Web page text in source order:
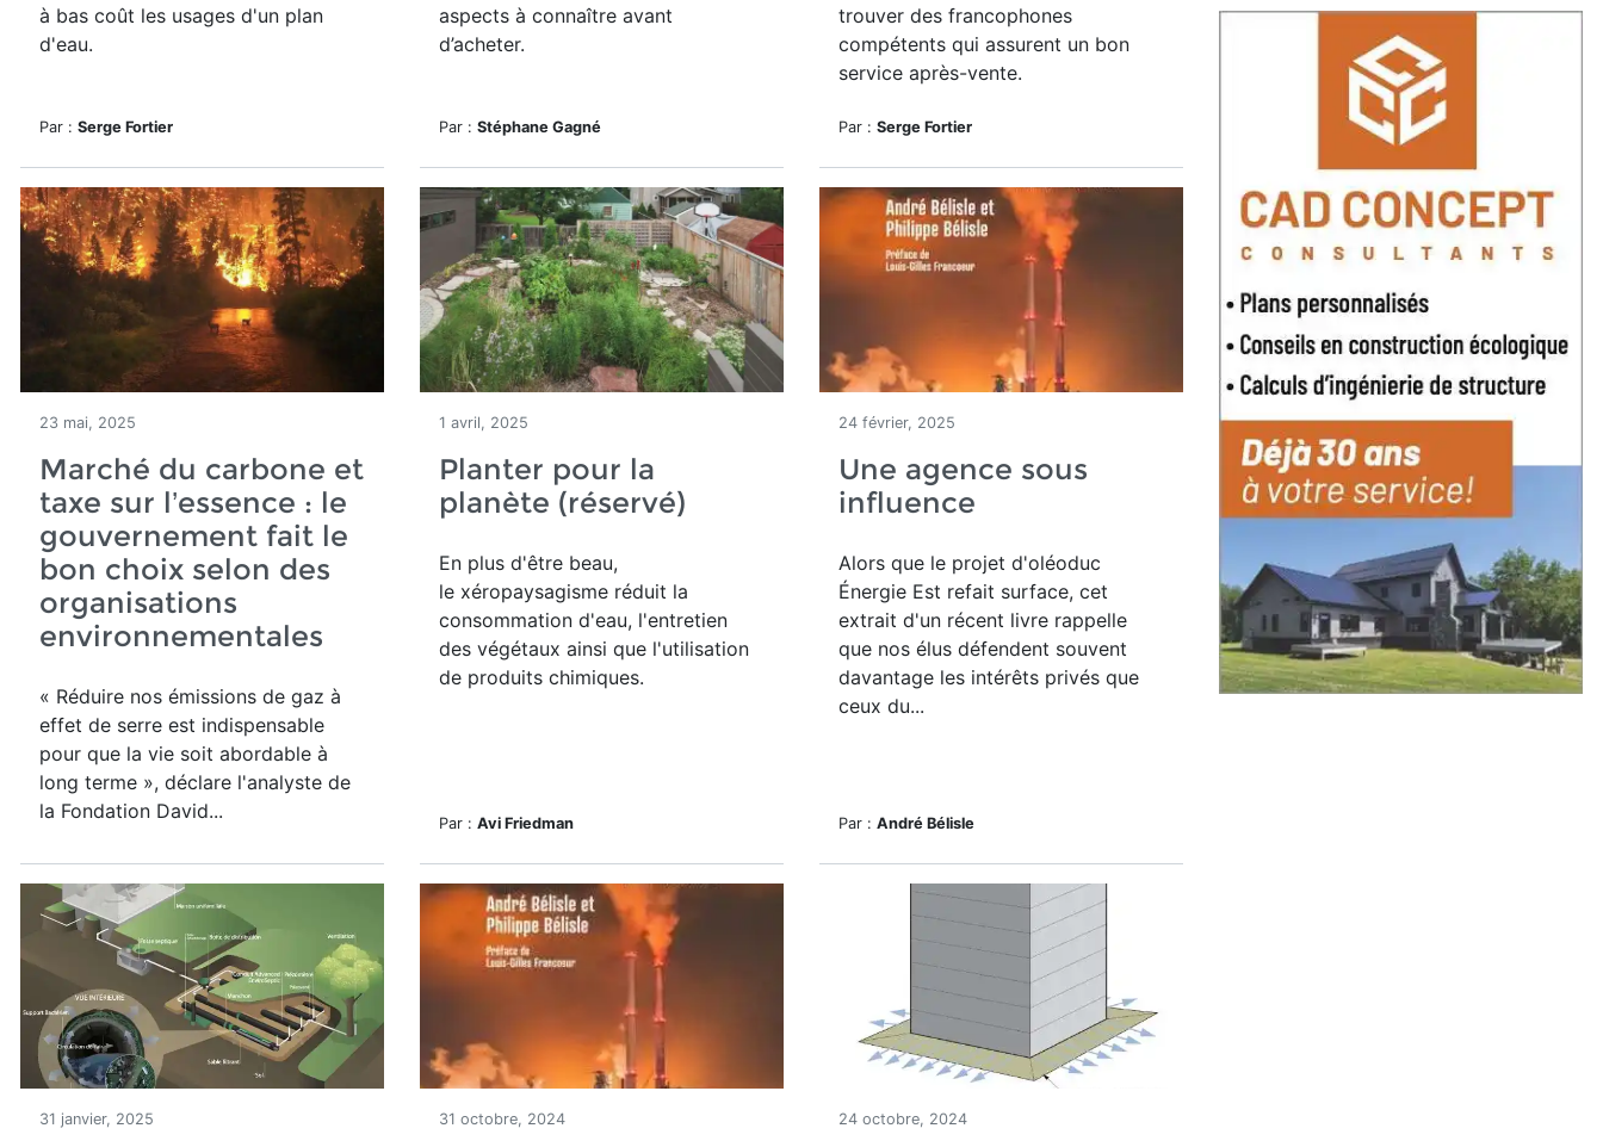
à bas coût les usages d'un plan
d'eau.
Par : Serge Fortier
aspects à connaître avant
d’acheter.
Par : Stéphane Gagné
trouver des francophones
compétents qui assurent un bon
service après-vente.
Par : Serge Fortier
23 mai, 2025
Marché du carbone et
taxe sur l’essence : le
gouvernement fait le
bon choix selon des
organisations
environnementales
« Réduire nos émissions de gaz à
effet de serre est indispensable
pour que la vie soit abordable à
long terme », déclare l'analyste de
la Fondation David...
1 avril, 2025
Planter pour la
planète (réservé)
En plus d'être beau,
le xéropaysagisme réduit la
consommation d'eau, l'entretien
des végétaux ainsi que l'utilisation
de produits chimiques.
Par : Avi Friedman
24 février, 2025
Une agence sous
influence
Alors que le projet d'oléoduc
Énergie Est refait surface, cet
extrait d'un récent livre rappelle
que nos élus défendent souvent
davantage les intérêts privés que
ceux du...
Par : André Bélisle
31 janvier, 2025 31 octobre, 2024 24 octobre, 2024